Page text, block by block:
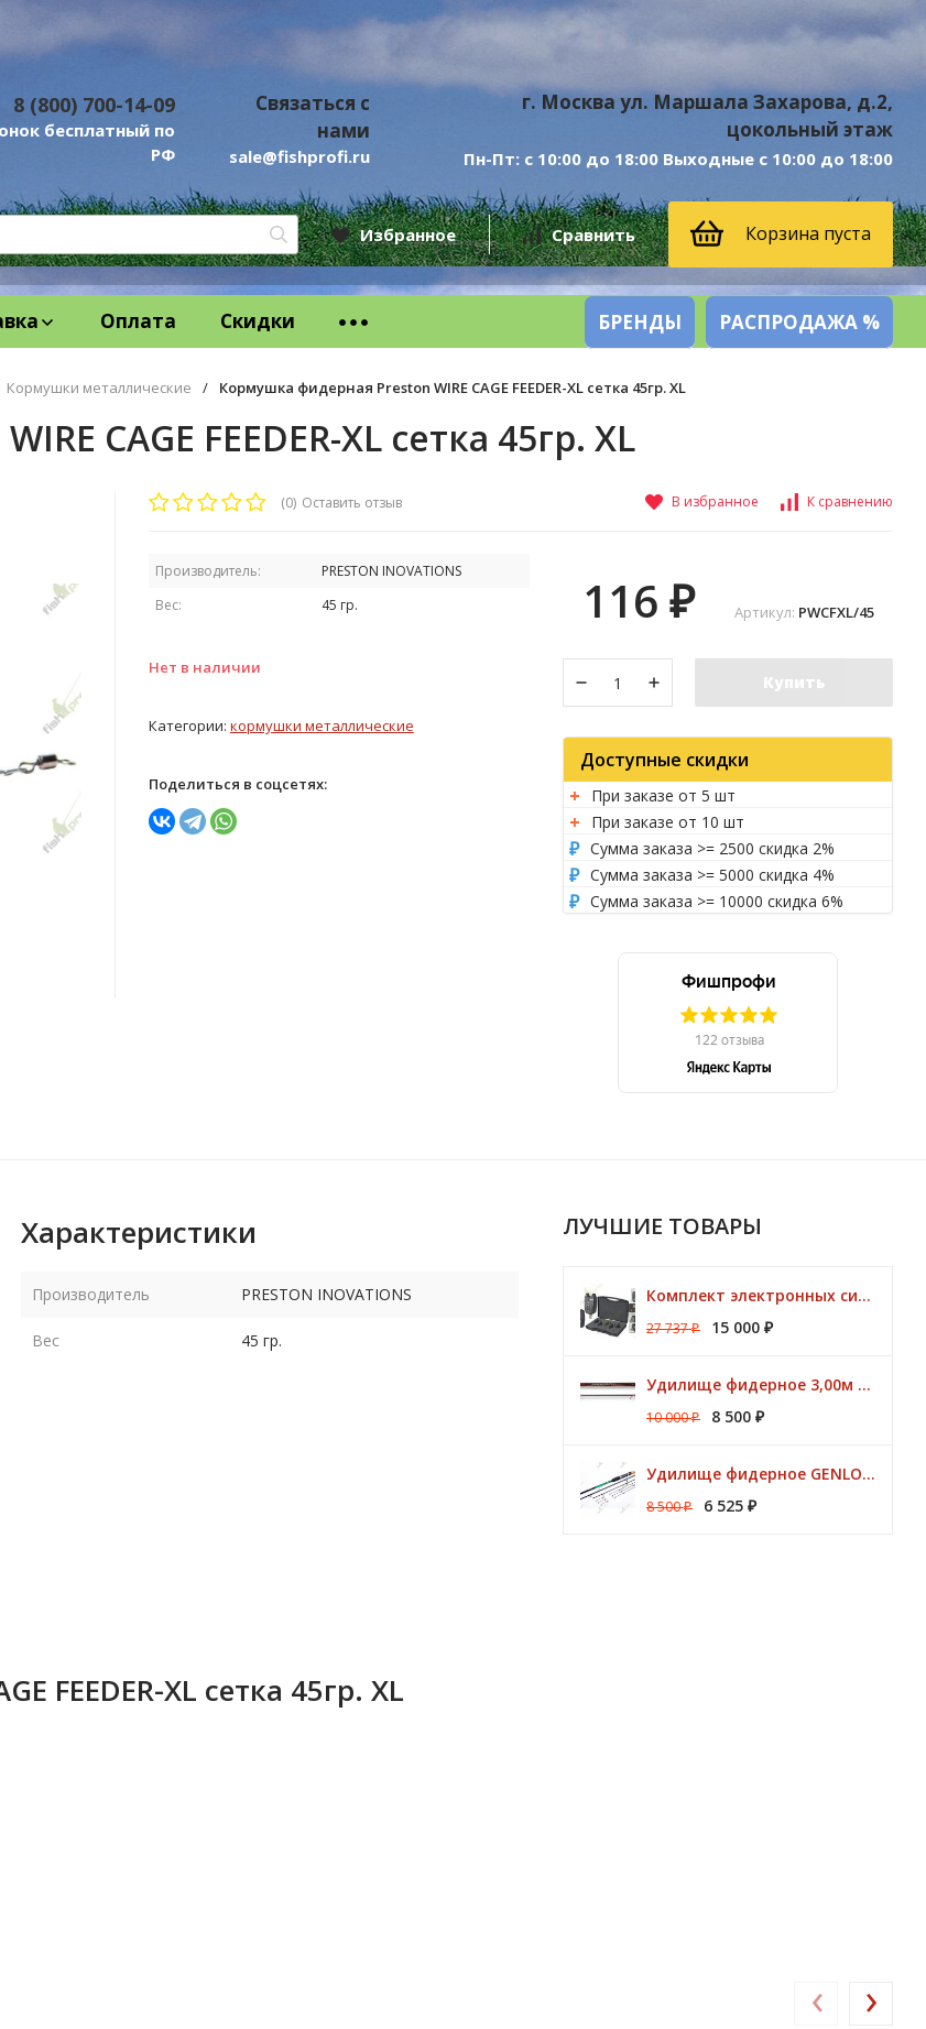
8 (800) 700-14-09
бесплатный по
РФ
Связаться с
нами
sale@fishprofi.ru
г. Москва ул. Маршала Захарова, д.2,
цокольный этаж
Пн-Пт: с 10:00 до 18:00 Выходные с 10:00 до 18:00
Избранное Сравнить Корзина пуста
Оплата Скидки БРЕНДЫ РАСПРОДАЖА %
Кормушки металлические / Кормушка фидерная Preston WIRE CAGE FEEDER-XL сетка 45гр. XL
CAGE FEEDER-XL сетка 45гр. XL
(0) Оставить отзыв В избранное К сравнению
Производитель:
PRESTON INOVATIONS
Вес:
45 гр.
Нет в наличии
Категории: кормушки металлические
Поделиться в соцсетях:
Артикул: PWCFXL/45
116 ₽
Купить
Доступные скидки
При заказе от 5 шт
При заказе от 10 шт
Сумма заказа >= 2500 скидка 2%
Сумма заказа >= 5000 скидка 4%
Сумма заказа >= 10000 скидка 6%
ЛУЧШИЕ ТОВАРЫ
Комплект электронных сигнализаторов TRAPER Prestige 4+1
27 737₽ 15 000 ₽
Удилище фидерное 3,00м Argon Feeder MT 50gr Browning
10 000₽ 8 500 ₽
Удилище фидерное GENLOG HONESTY HEAVY 3,80 м. до 140 гр.
8 500₽ 6 525 ₽
Характеристики
Производитель PRESTON INOVATIONS
Вес 45 гр.
FEEDER-XL сетка 45гр. XL
‹ ›